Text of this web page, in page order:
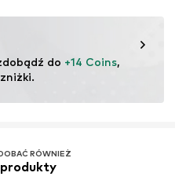
do +14 Coins,
RÓWNIEŻ